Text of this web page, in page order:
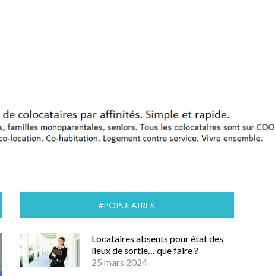
#POPULAIRES
Locataires absents pour état des
lieux de sortie… que faire ?
25 mars 2024